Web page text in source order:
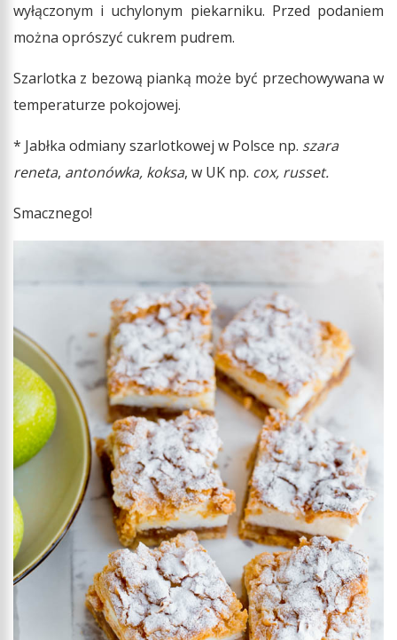
wyłączonym i uchylonym piekarniku. Przed podaniem
można oprószyć cukrem pudrem.
Szarlotka z bezową pianką może być przechowywana w
temperaturze pokojowej.
* Jabłka odmiany szarlotkowej w Polsce np. szara
reneta, antonówka, koksa, w UK np. cox, russet.
Smacznego!